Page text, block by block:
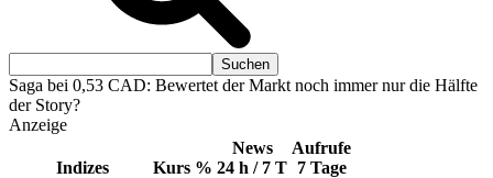
Saga bei 0,53 CAD: Bewertet der Markt noch immer nur die Hälfte
der Story?
Anzeige
Indizes Kurs %
News
24 h / 7 T
Aufrufe
7 Tage